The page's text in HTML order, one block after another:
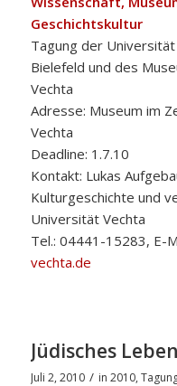
Geschichtskultur
Tagung der
Bielefeld und des
Vechta
Adresse: Museum im
Vechta
Deadline: 1.7.10
Kontakt: Lukas
Kulturgeschichte und
Universität Vechta
Tel.: 04441-15283, E-
vechta.de
Jüdisches
Juli 2, 2010 / in 2010,